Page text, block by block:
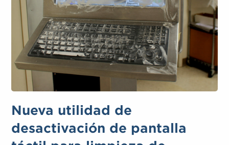
Nueva utilidad de
desactivación de pantalla